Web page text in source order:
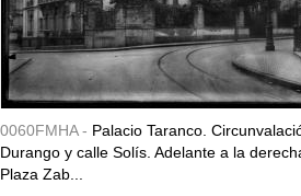
0060FMHA - Palacio Taranco.
Durango y calle Solís. Adelante a la
Plaza Zab...